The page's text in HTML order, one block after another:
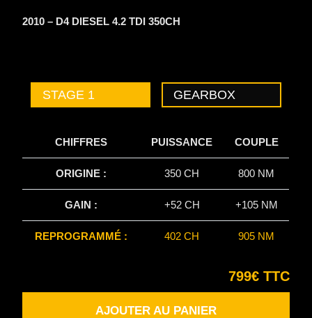
2010 – D4 DIESEL 4.2 TDI 350CH
STAGE 1 GEARBOX
CHIFFRES PUISSANCE COUPLE
ORIGINE : 350 CH 800 NM
GAIN : +52 CH +105 NM
REPROGRAMMÉ : 402 CH 905 NM
799€ TTC
AJOUTER AU PANIER